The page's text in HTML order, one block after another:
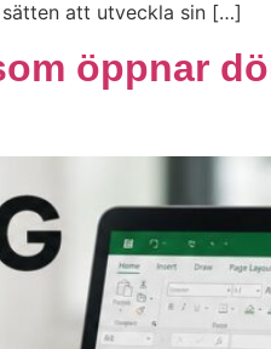
att utveckla sin […]
öppnar